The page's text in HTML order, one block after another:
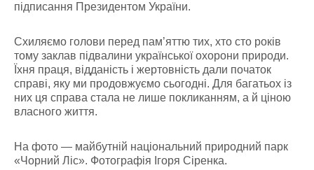
підписання Президентом України.
Схиляємо голови перед пам’яттю тих, хто сто років
тому заклав підвалини української охорони природи.
Їхня праця, відданість і жертовність дали початок
справі, яку ми продовжуємо сьогодні. Для багатьох із
них ця справа стала не лише покликанням, а й ціною
власного життя.
На фото — майбутній національний природний парк
«Чорний Ліс». Фотографія Ігоря Сіренка.